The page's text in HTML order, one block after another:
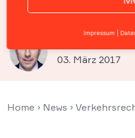
03. März 2017
Home › News ›
Impressum